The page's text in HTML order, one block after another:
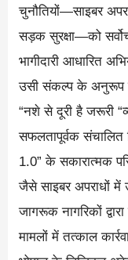
चुनौतियों—साइबर
सड़क सुरक्षा—को
भागीदारी आधारित
उसी संकल्प के अनुरूप
“नशे से दूरी है जरूरी
सफलतापूर्वक
1.0” के सकारात्मक
जैसे साइबर अपराधों
जागरूक नागरिकों
मामलों में तत्काल